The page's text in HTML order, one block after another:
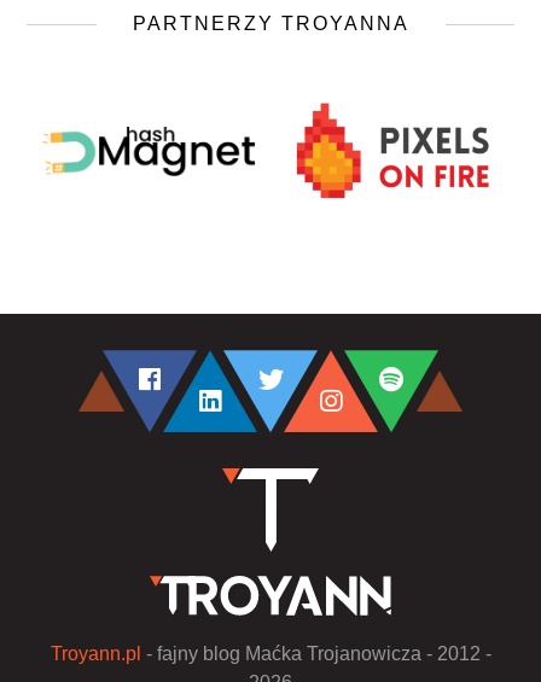
PARTNERZY TROYANNA
Troyann.pl - fajny blog Maćka Trojanowicza - 2012 -